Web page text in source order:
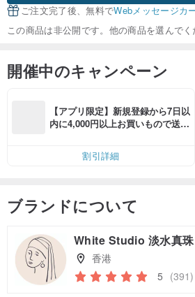
ご注文完了後、無料でWebメッセージカ
この商品は非公開です。他の商品を選んでく
開催中のキャンペーン
【アプリ限定】新規登録から7日以
内に4,000円以上お買いもので送料
割引詳細
ブランドについて
White Studio 淡水真
香港
5 (391)